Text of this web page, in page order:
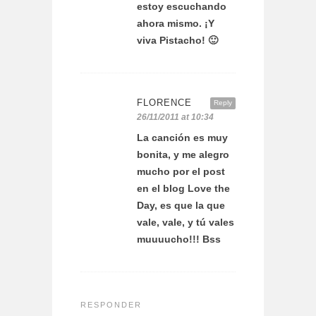
estoy escuchando
ahora mismo. ¡Y
viva Pistacho! 🙂
Reply
FLORENCE
26/11/2011 at 10:34
La canción es muy
bonita, y me alegro
mucho por el post
en el blog Love the
Day, es que la que
vale, vale, y tú vales
muuuucho!!! Bss
RESPONDER